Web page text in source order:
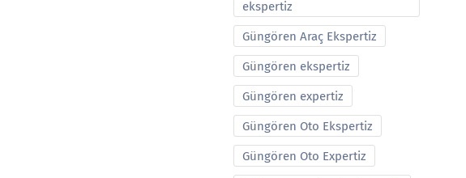
ekspertiz
Güngören Araç Ekspertiz
Güngören ekspertiz
Güngören expertiz
Güngören Oto Ekspertiz
Güngören Oto Expertiz